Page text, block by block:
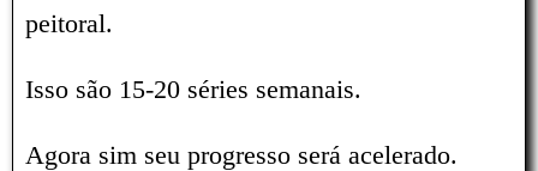
peitoral.
Isso são 15-20 séries semanais.
Agora sim seu progresso será acelerado.